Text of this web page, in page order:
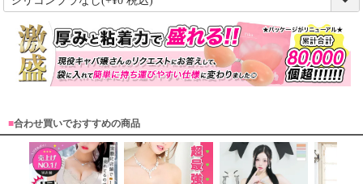
)
■合わせ買いでおすすめの商品